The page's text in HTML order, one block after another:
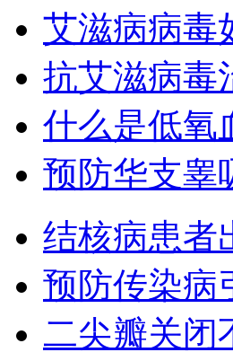
艾滋病病毒
抗艾滋病毒
什么是低氧
预防华支睾
结核病患者
预防传染病
二尖瓣关闭